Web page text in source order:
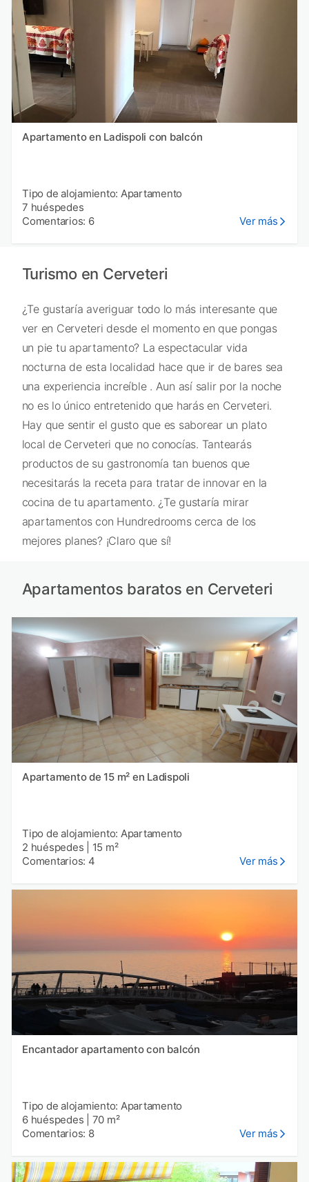
Apartamento en Ladispoli con balcón
Tipo de alojamiento: Apartamento
7 huéspedes
Comentarios: 6
Ver más
Turismo en Cerveteri
¿Te gustaría averiguar todo lo más interesante que
ver en Cerveteri desde el momento en que pongas
un pie tu apartamento? La espectacular vida
nocturna de esta localidad hace que ir de bares sea
una experiencia increíble . Aun así salir por la noche
no es lo único entretenido que harás en Cerveteri.
Hay que sentir el gusto que es saborear un plato
local de Cerveteri que no conocías. Tantearás
productos de su gastronomía tan buenos que
necesitarás la receta para tratar de innovar en la
cocina de tu apartamento. ¿Te gustaría mirar
apartamentos con Hundredrooms cerca de los
mejores planes? ¡Claro que sí!
Apartamentos baratos en Cerveteri
Apartamento de 15 m² en Ladispoli
Tipo de alojamiento: Apartamento
2 huéspedes
15 m²
Comentarios: 4
Ver más
Encantador apartamento con balcón
Tipo de alojamiento: Apartamento
6 huéspedes
70 m²
Comentarios: 8
Ver más